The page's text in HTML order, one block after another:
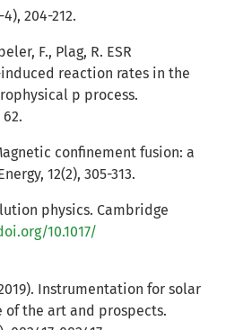
204-212.
F., Plag, R. ESR
reaction rates in the
p process.
confinement fusion: a
12(2), 305-313.
physics. Cambridge
10.1017/
Instrumentation for solar
the art and prospects.